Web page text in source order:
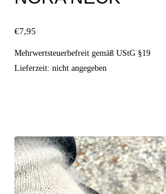
€7,95
Mehrwertsteuerbefreit gemäß UStG §19
Lieferzeit: nicht angegeben
Produkt
weist
mehrere
Varianten